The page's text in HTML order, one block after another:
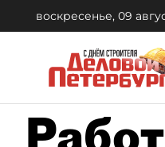
воскресенье, 09